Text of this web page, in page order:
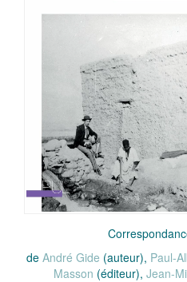
de André Gide (auteur), Paul-
Masson (éditeur), Jean-